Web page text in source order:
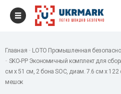
Главная LOTO Промышленная
SKO-PP Экономичный комплект для
см x 51 см, 2 бона SOC, диам. 7.6 см x 122
мешок